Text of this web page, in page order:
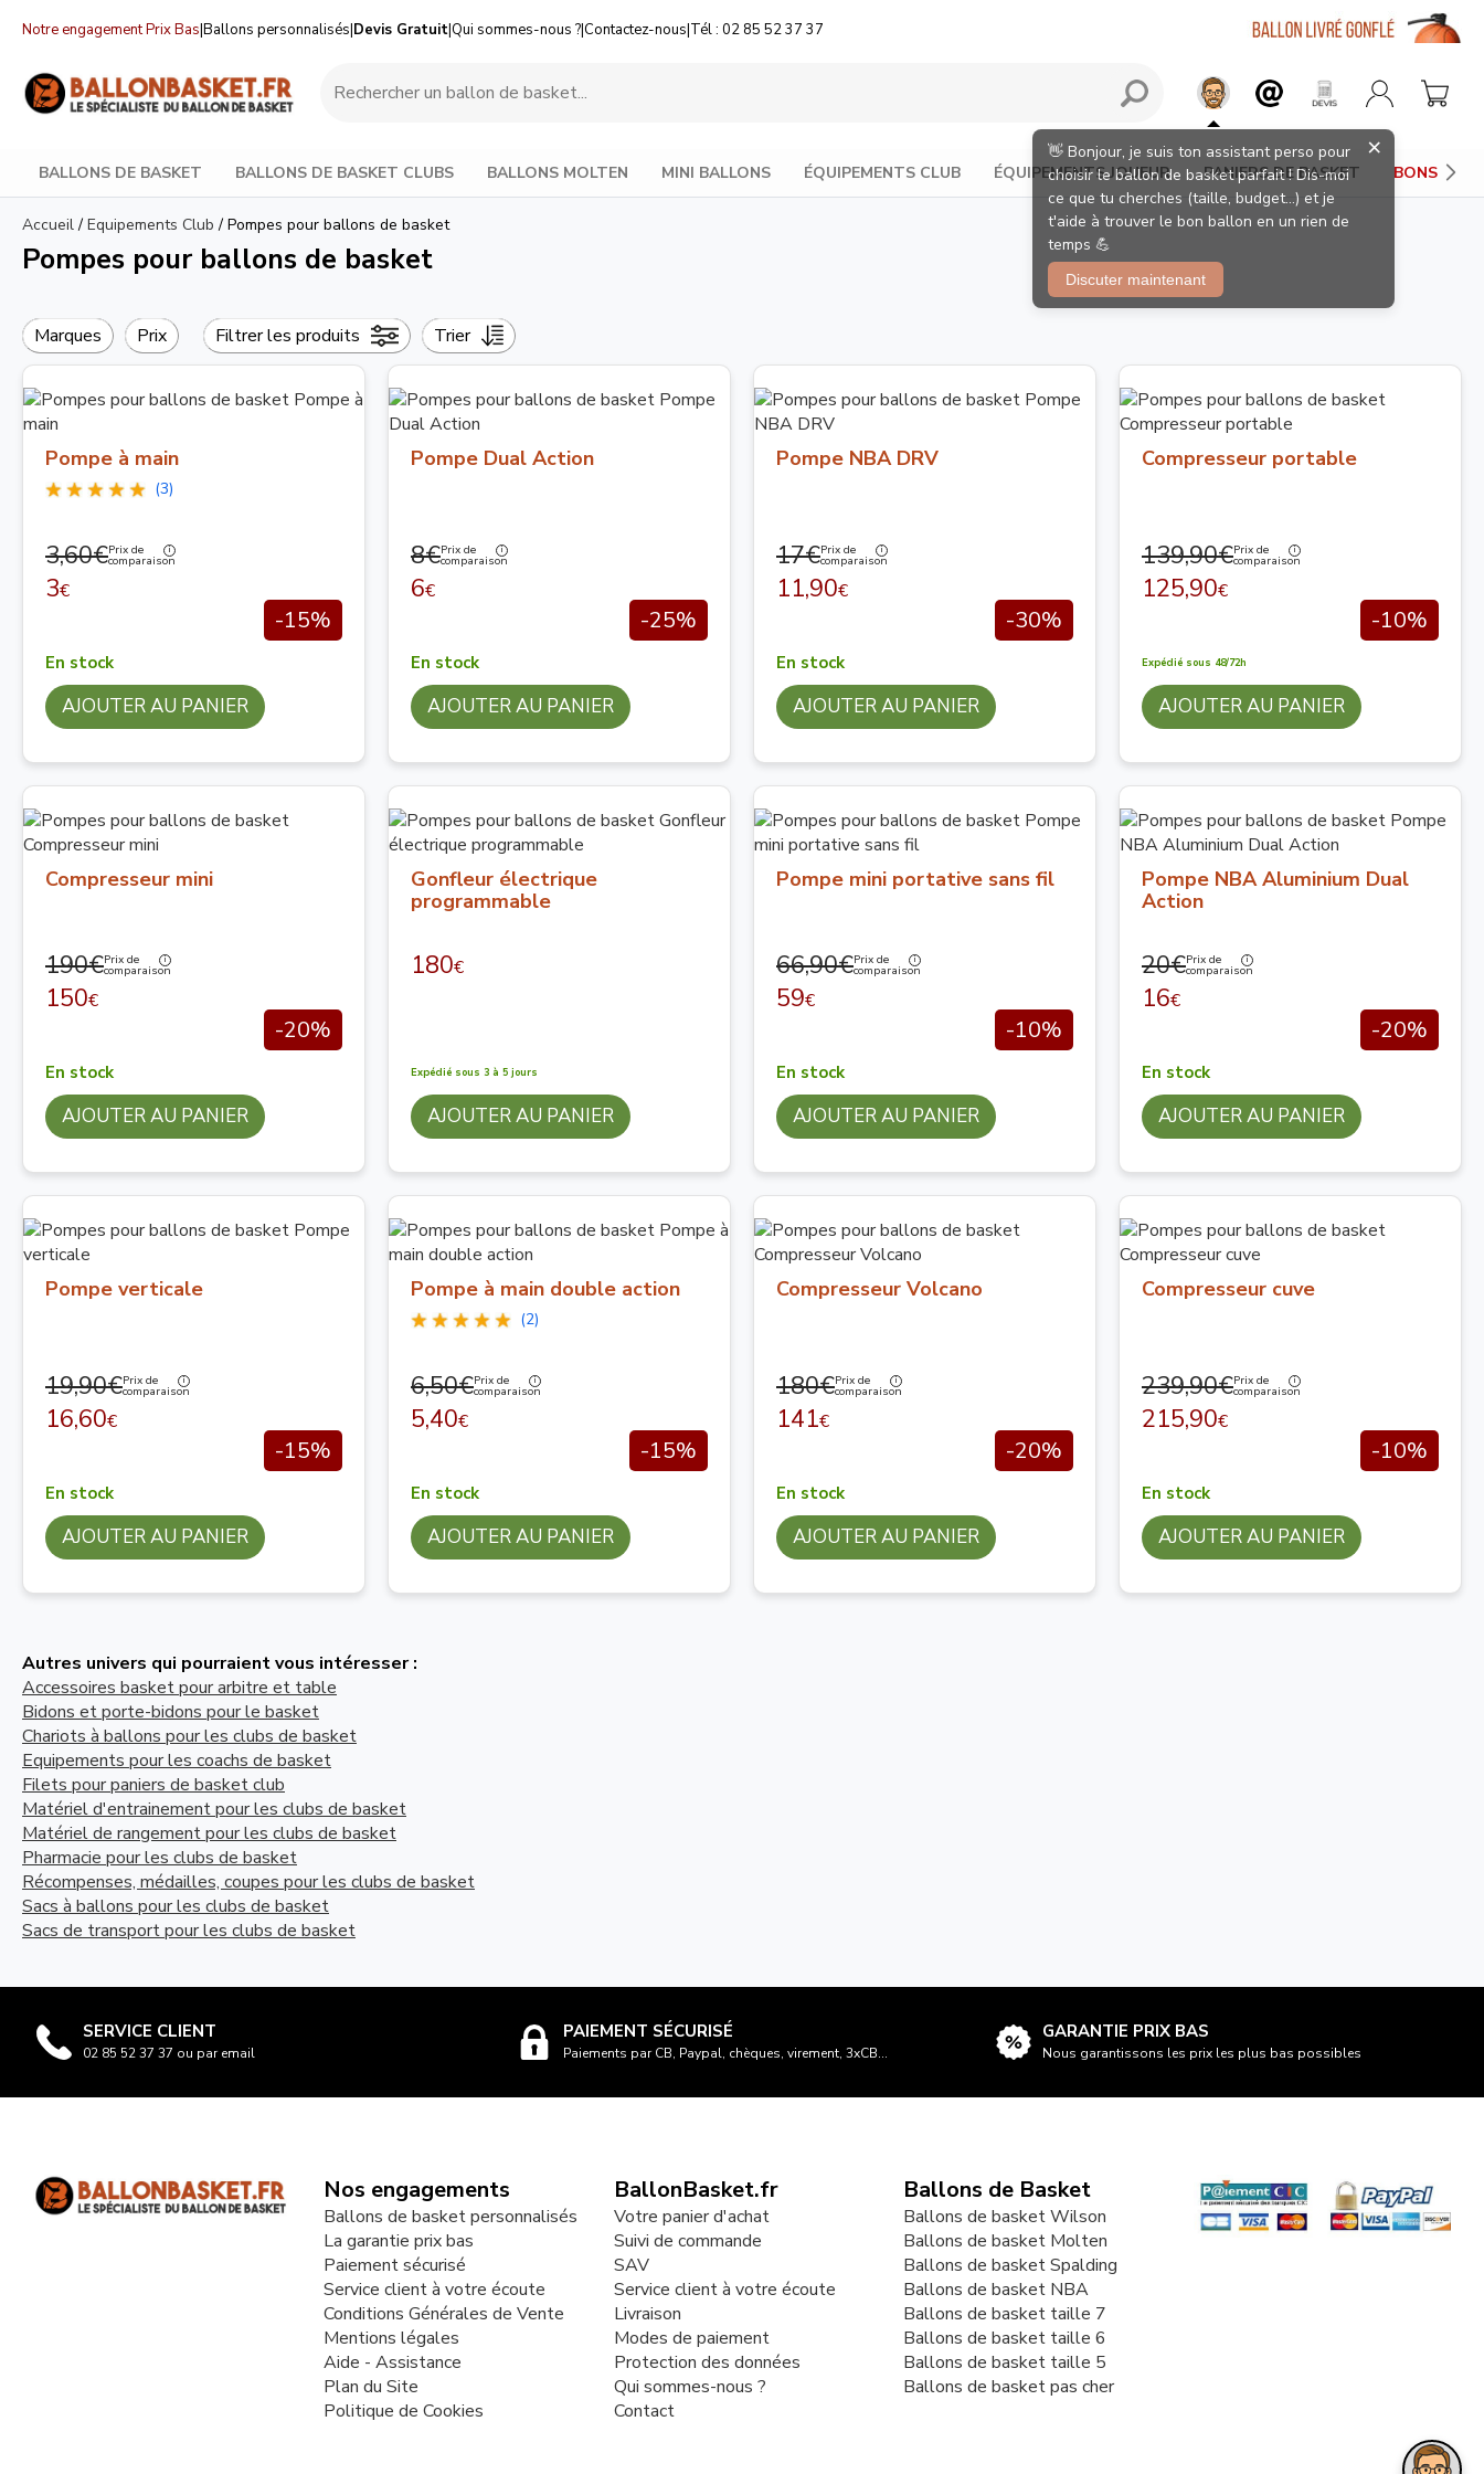
Notre engagement Prix Bas|Ballons personnalisés|Devis Gratuit|Qui sommes-nous ?|Contactez-nous|Tél : 02 85 52 37 37
BALLONS DE BASKET BALLONS DE BASKET CLUBS BALLONS MOLTEN MINI BALLONS ÉQUIPEMENTS CLUB ÉQUIPEMENTS JOUEUR PANIERS DE BASKET BONS
Accueil / Equipements Club / Pompes pour ballons de basket
Pompes pour ballons de basket
Marques Prix Filtrer les produits Trier
Pompe à main
(3)
3,60€Prix de
comparaison
3€
-15%
En stock
AJOUTER AU PANIER
Pompe Dual Action
8€Prix de
comparaison
6€
-25%
En stock
AJOUTER AU PANIER
Pompe NBA DRV
17€Prix de
comparaison
11,90€
-30%
En stock
AJOUTER AU PANIER
Compresseur portable
139,90€Prix de
comparaison
125,90€
-10%
Expédié sous 48/72h
AJOUTER AU PANIER
Compresseur mini
190€Prix de
comparaison
150€
-20%
En stock
AJOUTER AU PANIER
Gonfleur électrique
programmable
180€
Expédié sous 3 à 5 jours
AJOUTER AU PANIER
Pompe mini portative sans fil
66,90€Prix de
comparaison
59€
-10%
En stock
AJOUTER AU PANIER
Pompe NBA Aluminium Dual
Action
20€Prix de
comparaison
16€
-20%
En stock
AJOUTER AU PANIER
Pompe verticale
19,90€Prix de
comparaison
16,60€
-15%
En stock
AJOUTER AU PANIER
Pompe à main double action
(2)
6,50€Prix de
comparaison
5,40€
-15%
En stock
AJOUTER AU PANIER
Compresseur Volcano
180€Prix de
comparaison
141€
-20%
En stock
AJOUTER AU PANIER
Compresseur cuve
239,90€Prix de
comparaison
215,90€
-10%
En stock
AJOUTER AU PANIER
Autres univers qui pourraient vous intéresser :
Accessoires basket pour arbitre et table
Bidons et porte-bidons pour le basket
Chariots à ballons pour les clubs de basket
Equipements pour les coachs de basket
Filets pour paniers de basket club
Matériel d'entrainement pour les clubs de basket
Matériel de rangement pour les clubs de basket
Pharmacie pour les clubs de basket
Récompenses, médailles, coupes pour les clubs de basket
Sacs à ballons pour les clubs de basket
Sacs de transport pour les clubs de basket
SERVICE CLIENT
02 85 52 37 37 ou par email
PAIEMENT SÉCURISÉ
Paiements par CB, Paypal, chèques, virement, 3xCB...
GARANTIE PRIX BAS
Nous garantissons les prix les plus bas possibles
Nos engagements
Ballons de basket personnalisés
La garantie prix bas
Paiement sécurisé
Service client à votre écoute
Conditions Générales de Vente
Mentions légales
Aide - Assistance
Plan du Site
Politique de Cookies
BallonBasket.fr
Votre panier d'achat
Suivi de commande
SAV
Service client à votre écoute
Livraison
Modes de paiement
Protection des données
Qui sommes-nous ?
Contact
Ballons de Basket
Ballons de basket Wilson
Ballons de basket Molten
Ballons de basket Spalding
Ballons de basket NBA
Ballons de basket taille 7
Ballons de basket taille 6
Ballons de basket taille 5
Ballons de basket pas cher
👋 Bonjour, je suis ton assistant perso pour
choisir le ballon de basket parfait ! Dis-moi
ce que tu cherches (taille, budget...) et je
t'aide à trouver le bon ballon en un rien de
temps 💪
Discuter maintenant
×